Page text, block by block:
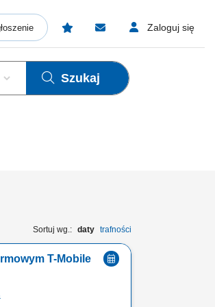
Zaloguj się
Szukaj
Sortuj wg.: daty trafności
T-Mobile